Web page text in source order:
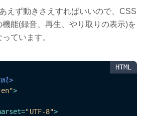
えず動きさえすればいいので、CSS
機能(録音、再生、やり取りの表示)を
ています。
HTML
>
>
="UTF-8">